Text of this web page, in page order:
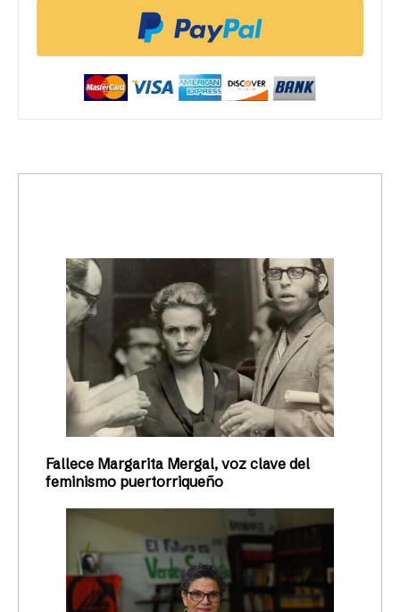
Fallece Margarita Mergal, voz clave del
feminismo puertorriqueño